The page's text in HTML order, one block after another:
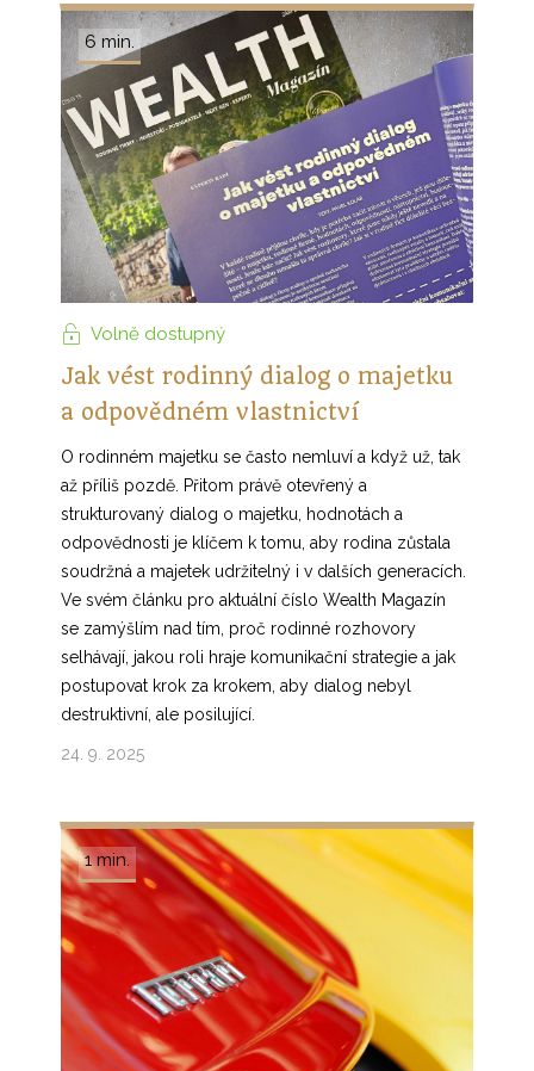
Volně dostupný
Jak vést rodinný dialog o majetku
a odpovědném vlastnictví
O rodinném majetku se často nemluví a když už, tak
až příliš pozdě. Přitom právě otevřený a
strukturovaný dialog o majetku, hodnotách a
odpovědnosti je klíčem k tomu, aby rodina zůstala
soudržná a majetek udržitelný i v dalších generacích.
Ve svém článku pro aktuální číslo Wealth Magazín
se zamýšlím nad tím, proč rodinné rozhovory
selhávají, jakou roli hraje komunikační strategie a jak
postupovat krok za krokem, aby dialog nebyl
destruktivní, ale posilující.
24. 9. 2025
6 min.
1 min.